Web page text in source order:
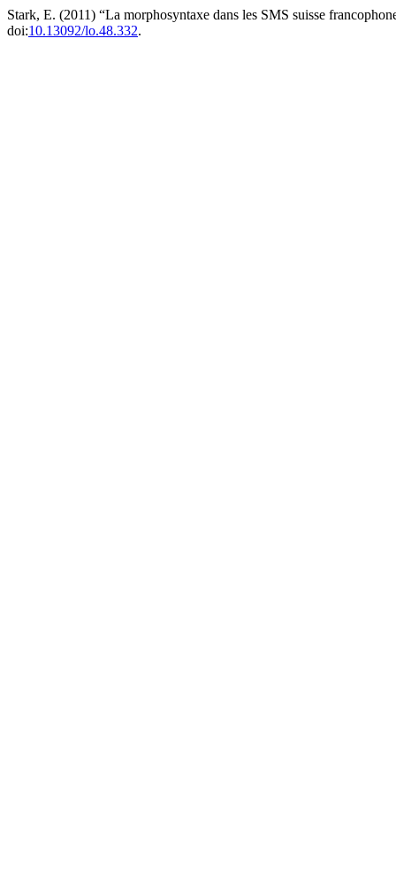
Stark, E. (2011) “La morphosyntaxe dans les SMS suisse
doi:10.13092/lo.48.332.